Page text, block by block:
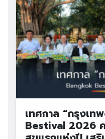
เทศกาล “กรุงเ
Bestival 2026